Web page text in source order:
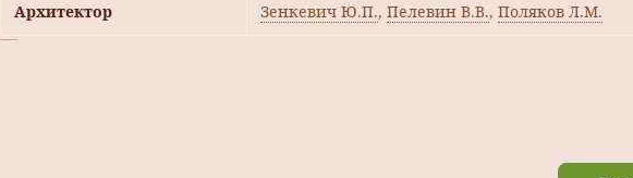
Архитектор Зенкевич Ю.П., Пелевин В.В., Поляков Л.М.